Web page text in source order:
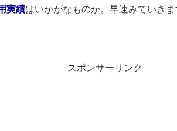
実績はいかがなものか。早速みていきま
スポンサーリンク